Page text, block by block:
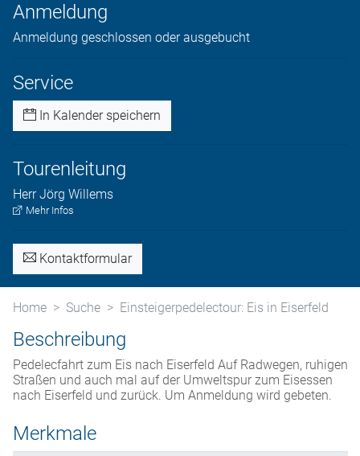
Anmeldung
Anmeldung geschlossen oder ausgebucht
Service
In Kalender speichern
Tourenleitung
Herr Jörg Willems
Mehr Infos
Kontaktformular
Home Suche Einsteigerpedelectour: Eis in Eiserfeld
Beschreibung
Pedelecfahrt zum Eis nach Eiserfeld Auf Radwegen, ruhigen
Straßen und auch mal auf der Umweltspur zum Eisessen
nach Eiserfeld und zurück. Um Anmeldung wird gebeten.
Merkmale